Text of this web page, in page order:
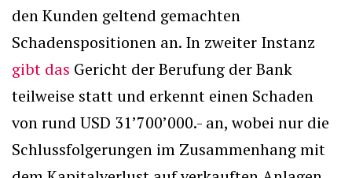
den Kunden geltend gemachten
Schadenspositionen an. In zweiter Instanz
gibt das Gericht der Berufung der Bank
teilweise statt und erkennt einen Schaden
von rund USD 31’700’000.- an, wobei nur die
Schlussfolgerungen im Zusammenhang mit